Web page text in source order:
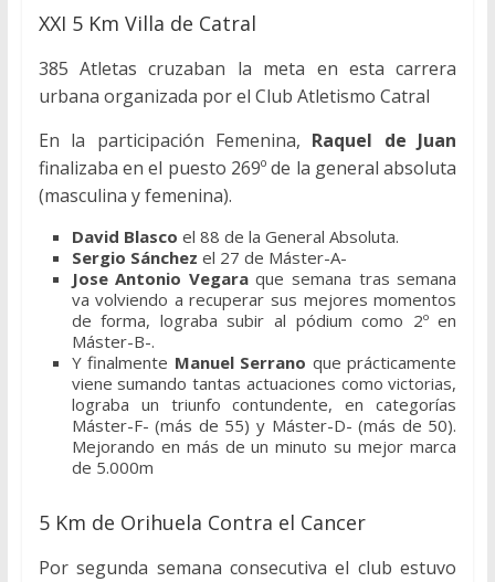
XXI 5 Km Villa de Catral
385 Atletas cruzaban la meta en esta carrera
urbana organizada por el Club Atletismo Catral
En la participación Femenina, Raquel de Juan
finalizaba en el puesto 269º de la general absoluta
(masculina y femenina).
David Blasco el 88 de la General Absoluta.
Sergio Sánchez el 27 de Máster-A-
Jose Antonio Vegaraque semana tras semana
va volviendo a recuperar sus mejores momentos
de forma, lograba subir al pódium como 2º en
Máster-B-.
Y finalmente Manuel Serrano que prácticamente
viene sumando tantas actuaciones como victorias,
lograba un triunfo contundente, en categorías
Máster-F- (más de 55) y Máster-D- (más de 50).
Mejorando en más de un minuto su mejor marca
de 5.000m
5 Km de Orihuela Contra el Cancer
Por segunda semana consecutiva el club estuvo